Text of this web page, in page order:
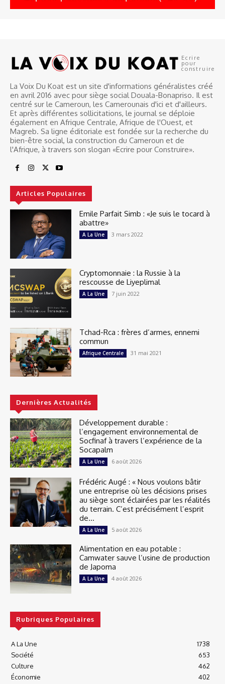
Ecrire
pour
construire
La Voix Du Koat est un site d'informations généralistes créé
en avril 2016 avec pour siège social Douala-Bonapriso. Il est
centré sur le Cameroun, les Camerounais d'ici et d'ailleurs.
Et après différentes sollicitations, le journal se déploie
également en Afrique Centrale, Afrique de l'Ouest, et
Magreb. Sa ligne éditoriale est fondée sur la recherche du
bien-être social, la construction du Cameroun et de
l'Afrique, à travers son slogan «Ecrire pour Construire».
Articles Populaires
Emile Parfait Simb : «Je suis le tocard à
abattre»
A La Une 3 mars 2022
Cryptomonnaie : la Russie à la
rescousse de Liyeplimal
A La Une 7 juin 2022
Tchad-Rca : frères d’armes, ennemi
commun
Afrique Centrale 31 mai 2021
Dernières Actualités
Développement durable :
l’engagement environnemental de
Socfinaf à travers l’expérience de la
Socapalm
A La Une 6 août 2026
Frédéric Augé : « Nous voulons bâtir
une entreprise où les décisions prises
au siège sont éclairées par les réalités
du terrain. C’est précisément l’esprit
de...
A La Une 5 août 2026
Alimentation en eau potable :
Camwater sauve l’usine de production
de Japoma
A La Une 4 août 2026
Rubriques Populaires
A La Une
1738
Société
653
Culture
462
Économie
402